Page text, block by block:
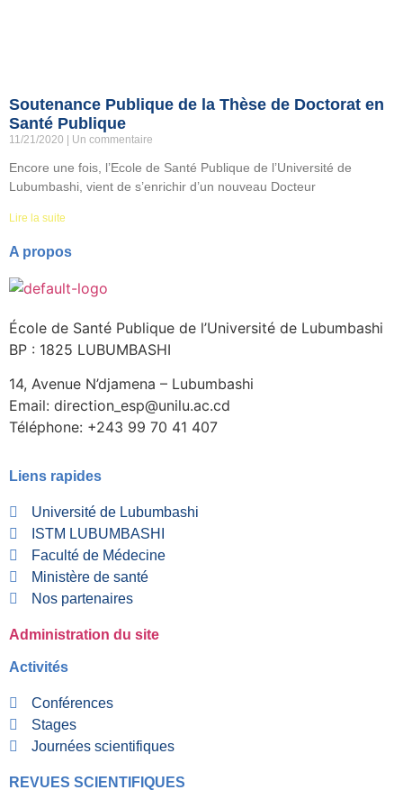
Soutenance Publique de la Thèse de Doctorat en
Santé Publique
11/21/2020 Un commentaire
Encore une fois, l’Ecole de Santé Publique de l’Université de
Lubumbashi, vient de s’enrichir d’un nouveau Docteur
Lire la suite
A propos
École de Santé Publique de l’Université de Lubumbashi
BP : 1825 LUBUMBASHI
14, Avenue N’djamena – Lubumbashi
Email: direction_esp@unilu.ac.cd
Téléphone: +243 99 70 41 407
Liens rapides
Université de Lubumbashi
ISTM LUBUMBASHI
Faculté de Médecine
Ministère de santé
Nos partenaires
Administration du site
Activités
Conférences
Stages
Journées scientifiques
REVUES SCIENTIFIQUES